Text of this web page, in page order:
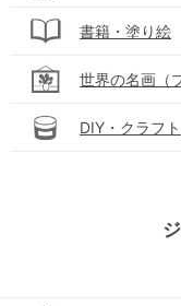
書籍・塗り絵
世界の名画（
DIY・クラフト